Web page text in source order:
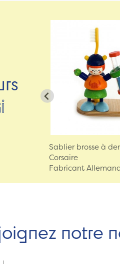
Sablier brosse à
Corsaire
Fabricant
notre